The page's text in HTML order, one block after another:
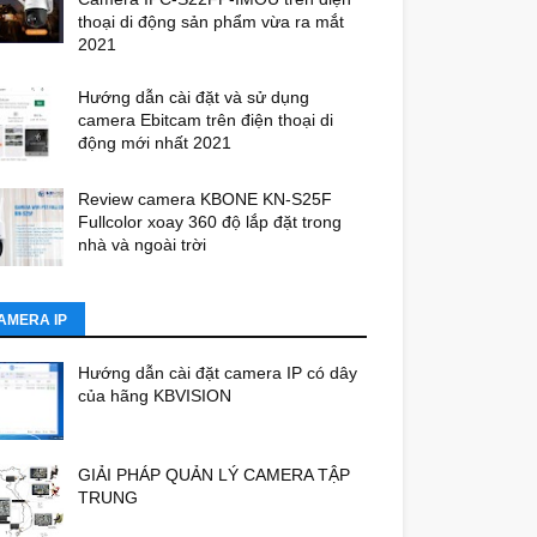
thoại di động sản phẩm vừa ra mắt
2021
Hướng dẫn cài đặt và sử dụng
camera Ebitcam trên điện thoại di
động mới nhất 2021
Review camera KBONE KN-S25F
Fullcolor xoay 360 độ lắp đặt trong
nhà và ngoài trời
IP
Hướng dẫn cài đặt camera IP có dây
của hãng KBVISION
GIẢI PHÁP QUẢN LÝ CAMERA TẬP
TRUNG